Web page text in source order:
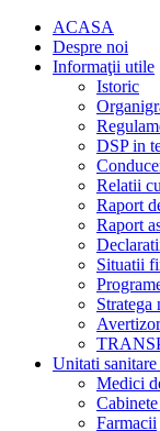
ACASA
Despre noi
Informaţii utile
Istoric
DSP in
Relatii
Raport
Raport
Situatii
Stratega
Unitati
Medici
Farmacii